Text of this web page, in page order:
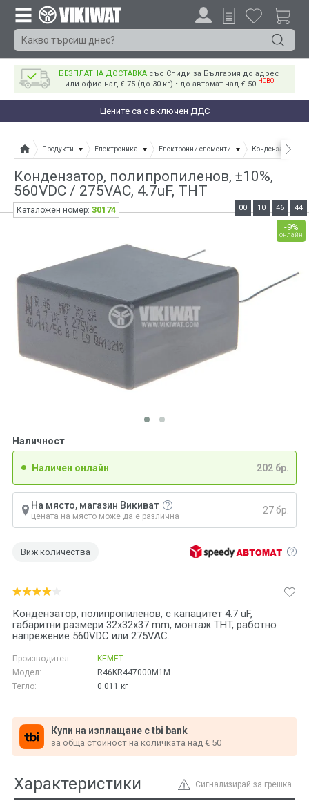
БЕЗПЛАТНА ДОСТАВКА със Спиди за България до адрес
или офис над € 75 (до 30 кг) • до автомат над € 50 НОВО
Цените са с включен ДДС
Продукти Електроника Електронни елементи Кондензатори
Кондензатор, полипропиленов, ±10%,
560VDC / 275VAC, 4.7uF, THT
Кондензатор, полипропиленов, с капацитет 4.7 uF,
габаритни размери 32x32x37 mm, монтаж THT, работно
напрежение 560VDC или 275VAC.
Производител:
KEMET
Модел:
R46KR447000M1M
Тегло:
0.011 кг
Купи на изплащане с tbi bank
за обща стойност на количката над € 50
Наличност
Наличен онлайн 202 бр.
На място, магазин Викиват
цената на място може да е различна
27 бр.
Виж количества
-9%
онлайн
00 10 46 44
Каталожен номер: 30174
Сигнализирай за грешка
Характеристики